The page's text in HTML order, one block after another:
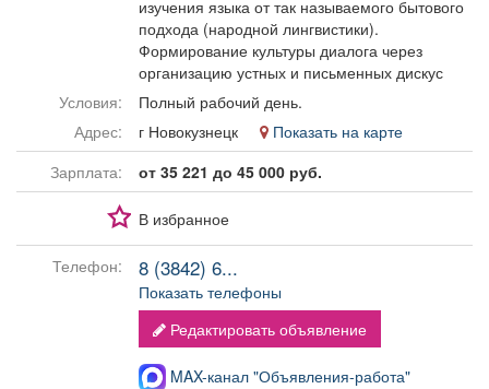
изучения языка от так называемого бытового
подхода (народной лингвистики).
Формирование культуры диалога через
организацию устных и письменных дискус
Условия:
Полный рабочий день.
Адрес:
г Новокузнецк
Показать на карте
Зарплата:
от 35 221 до 45 000 руб.
В избранное
Телефон: 8 (3842) 6...
Показать телефоны
Редактировать объявление
MAX-канал "Объявления-работа"